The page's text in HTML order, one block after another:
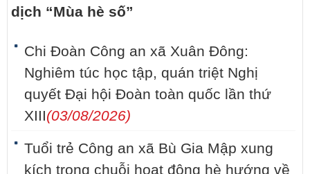
dịch “Mùa hè số”
Chi Đoàn Công an xã Xuân Đông:
Nghiêm túc học tập, quán triệt Nghị
quyết Đại hội Đoàn toàn quốc lần thứ
XIII(03/08/2026)
Tuổi trẻ Công an xã Bù Gia Mập xung
kích trong chuỗi hoạt động hè hướng về